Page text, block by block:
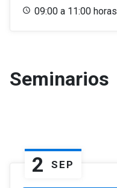
09:00 a 11:00 horas
Seminarios
2 SEP